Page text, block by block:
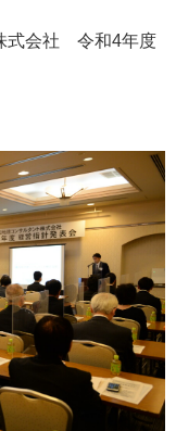
式会社 令和4年度